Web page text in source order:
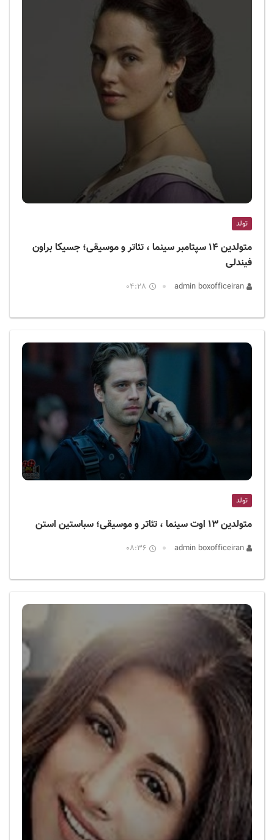
تولد
متولدین ۱۴ سپتامبر سینما ، تئاتر و موسیقی؛ جسیکا براون
فیندلی
04:28
تولد
متولدین ۱۳ اوت سینما ، تئاتر و موسیقی؛ سباستین استن
08:36